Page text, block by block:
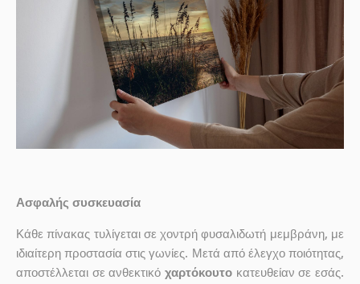
Ασφαλής συσκευασία
Κάθε πίνακας τυλίγεται σε χοντρή φυσαλιδωτή μεμβράνη, με
ιδιαίτερη προστασία στις γωνίες. Μετά από έλεγχο ποιότητας,
αποστέλλεται σε ανθεκτικό χαρτόκουτο κατευθείαν σε εσάς.